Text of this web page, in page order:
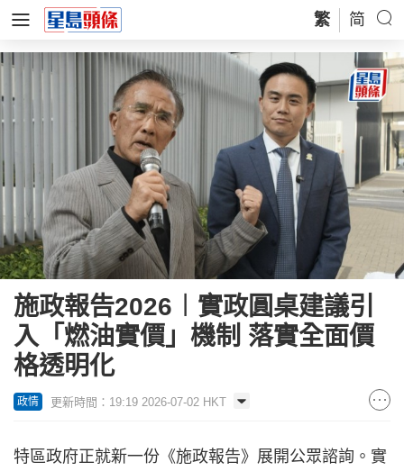
繁 简
施政報告2026︱實政圓桌建議引
入「燃油實價」機制 落實全面價
格透明化
政情 更新時間：19:19 2026-07-02 HKT
特區政府正就新一份《施政報告》展開公眾諮詢。實